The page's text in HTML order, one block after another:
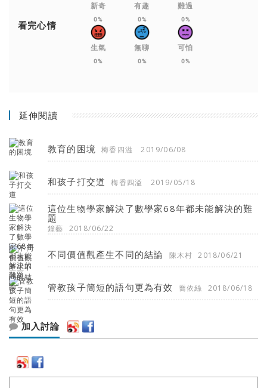
看完心情
新奇
0%
有趣
0%
難過
0%
生氣
0%
無聊
0%
可怕
0%
延伸閱讀
教育的困境 梅香四溢 2019/06/08
和孩子打交道 梅香四溢 2019/05/18
這位生物學家解決了數學家68年都未能解決的難
題
鐘藝 2018/06/22
不同價值觀產生不同的結論 陳木村 2018/06/21
管教孩子簡短的語句更為有效 喬依絲 2018/06/18
加入討論